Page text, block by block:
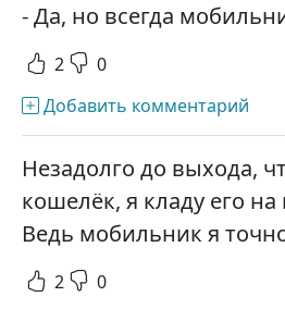
- Да, но всегда
2 0
Добавить комментарий
Незадолго до выхода,
кошелёк, я кладу его
Ведь мобильник я
2 0